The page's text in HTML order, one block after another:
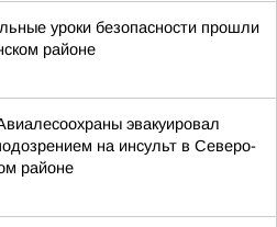
уроки безопасности прошли
районе
эвакуировал
на инсульт в Северо-
районе